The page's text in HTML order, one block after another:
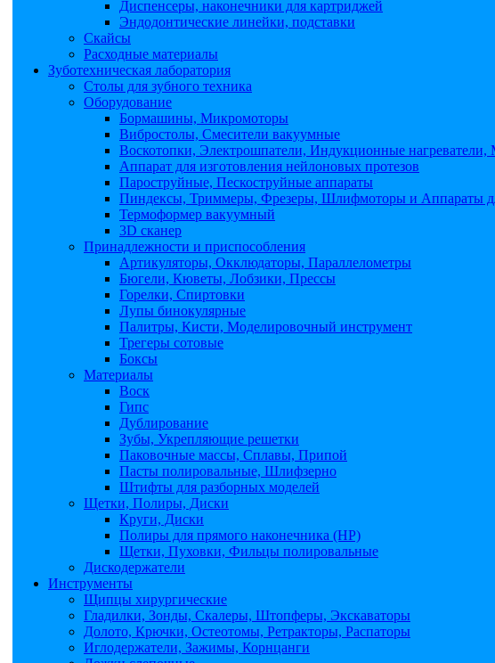
Диспенсеры, наконечники для картриджей
Эндодонтические линейки, подставки
Скайсы
Расходные материалы
Зуботехническая лаборатория
Столы для зубного техника
Оборудование
Бормашины, Микромоторы
Вибростолы, Смесители вакуумные
Воскотопки, Электрошпатели, Индукционные
Аппарат для изготовления нейлоновых протезов
Пароструйные, Пескоструйные аппараты
Пиндексы, Триммеры, Фрезеры, Шлифмоторы и Аппараты
Термоформер вакуумный
3D сканер
Принадлежности и приспособления
Артикуляторы, Окклюдаторы, Параллелометры
Бюгели, Кюветы, Лобзики, Прессы
Горелки, Спиртовки
Лупы бинокулярные
Палитры, Кисти, Моделировочный инструмент
Трегеры сотовые
Боксы
Материалы
Воск
Гипс
Дублирование
Зубы, Укрепляющие решетки
Паковочные массы, Сплавы, Припой
Пасты полировальные, Шлифзерно
Штифты для разборных моделей
Щетки, Полиры, Диски
Круги, Диски
Полиры для прямого наконечника (НР)
Щетки, Пуховки, Фильцы полировальные
Дискодержатели
Инструменты
Щипцы хирургические
Гладилки, Зонды, Скалеры, Штопферы, Экскаваторы
Долото, Крючки, Остеотомы, Ретракторы, Распаторы
Иглодержатели, Зажимы, Корнцанги